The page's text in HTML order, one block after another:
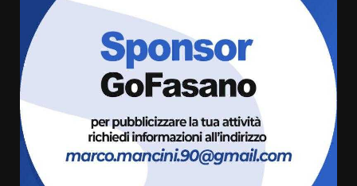
Fasanese ferito a colpi di arma
da fuoco
6 Agosto 2026 18:13
Carta d’identità: continua il piano
di aperture straordinarie del
Comune di Fasano